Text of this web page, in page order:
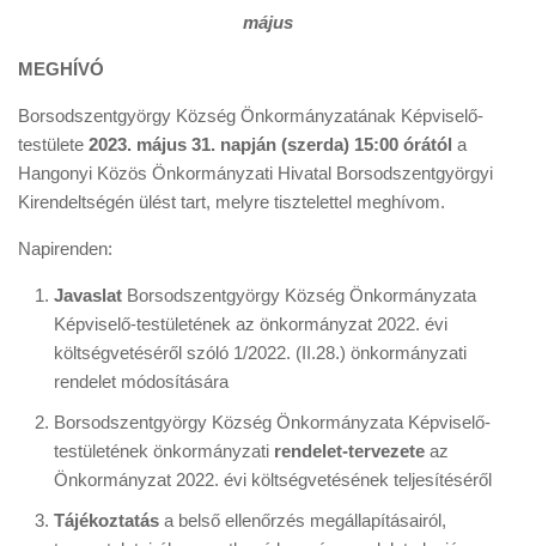
május
MEGHÍVÓ
Borsodszentgyörgy Község Önkormányzatának Képviselő-
testülete 2023. május 31. napján (szerda) 15:00 órától a
Hangonyi Közös Önkormányzati Hivatal Borsodszentgyörgyi
Kirendeltségén ülést tart, melyre tisztelettel meghívom.
Napirenden:
Javaslat Borsodszentgyörgy Község Önkormányzata
Képviselő-testületének az önkormányzat 2022. évi
költségvetéséről szóló 1/2022. (II.28.) önkormányzati
rendelet módosítására
Borsodszentgyörgy Község Önkormányzata Képviselő-
testületének önkormányzati rendelet-tervezete az
Önkormányzat 2022. évi költségvetésének teljesítéséről
Tájékoztatás a belső ellenőrzés megállapításairól,